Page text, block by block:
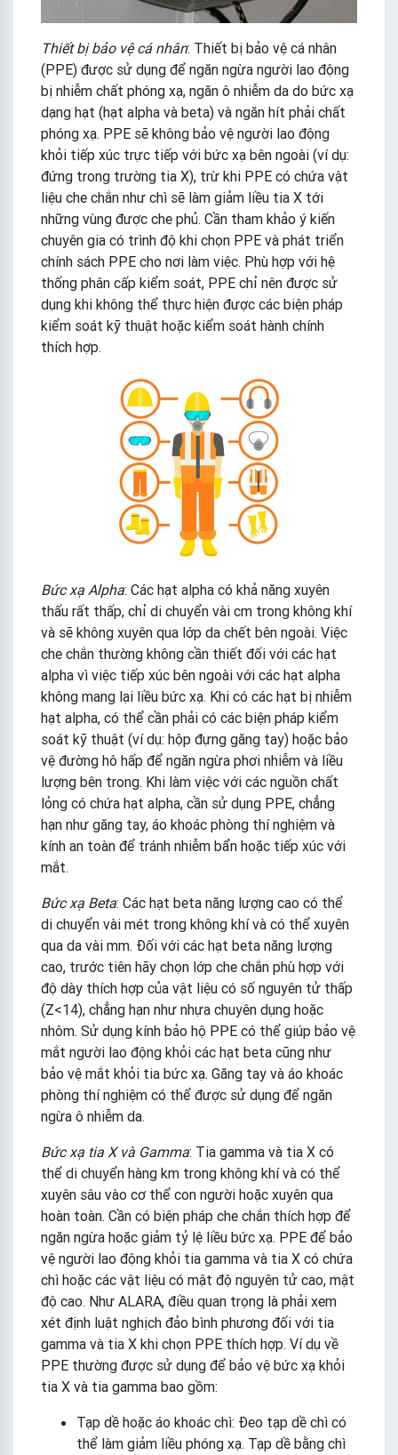
Thiết bị bảo vệ cá nhân: Thiết bị bảo vệ cá nhân
(PPE) được sử dụng để ngăn ngừa người lao động
bị nhiễm chất phóng xạ, ngăn ô nhiễm da do bức xạ
dạng hạt (hạt alpha và beta) và ngăn hít phải chất
phóng xạ. PPE sẽ không bảo vệ người lao động
khỏi tiếp xúc trực tiếp với bức xạ bên ngoài (ví dụ:
đứng trong trường tia X), trừ khi PPE có chứa vật
liệu che chắn như chì sẽ làm giảm liều tia X tới
những vùng được che phủ. Cần tham khảo ý kiến ​​​​
chuyên gia có trình độ khi chọn PPE và phát triển
chính sách PPE cho nơi làm việc. Phù hợp với hệ
thống phân cấp kiểm soát, PPE chỉ nên được sử
dụng khi không thể thực hiện được các biện pháp
kiểm soát kỹ thuật hoặc kiểm soát hành chính
thích hợp.
Bức xạ Alpha: Các hạt alpha có khả năng xuyên
thấu rất thấp, chỉ di chuyển vài cm trong không khí
và sẽ không xuyên qua lớp da chết bên ngoài. Việc
che chắn thường không cần thiết đối với các hạt
alpha vì việc tiếp xúc bên ngoài với các hạt alpha
không mang lại liều bức xạ. Khi có các hạt bị nhiễm
hạt alpha, có thể cần phải có các biện pháp kiểm
soát kỹ thuật (ví dụ: hộp đựng găng tay) hoặc bảo
vệ đường hô hấp để ngăn ngừa phơi nhiễm và liều
lượng bên trong. Khi làm việc với các nguồn chất
lỏng có chứa hạt alpha, cần sử dụng PPE, chẳng
hạn như găng tay, áo khoác phòng thí nghiệm và
kính an toàn để tránh nhiễm bẩn hoặc tiếp xúc với
mắt.
Bức xạ Beta: Các hạt beta năng lượng cao có thể
di chuyển vài mét trong không khí và có thể xuyên
qua da vài mm. Đối với các hạt beta năng lượng
cao, trước tiên hãy chọn lớp che chắn phù hợp với
độ dày thích hợp của vật liệu có số nguyên tử thấp
(Z<14), chẳng hạn như nhựa chuyên dụng hoặc
nhôm. Sử dụng kính bảo hộ PPE có thể giúp bảo vệ
mắt người lao động khỏi các hạt beta cũng như
bảo vệ mắt khỏi tia bức xạ. Găng tay và áo khoác
phòng thí nghiệm có thể được sử dụng để ngăn
ngừa ô nhiễm da.
Bức xạ tia X và Gamma: Tia gamma và tia X có
thể di chuyển hàng km trong không khí và có thể
xuyên sâu vào cơ thể con người hoặc xuyên qua
hoàn toàn. Cần có biện pháp che chắn thích hợp để
ngăn ngừa hoặc giảm tỷ lệ liều bức xạ. PPE để bảo
vệ người lao động khỏi tia gamma và tia X có chứa
chì hoặc các vật liệu có mật độ nguyên tử cao, mật
độ cao. Như ALARA, điều quan trọng là phải xem
xét định luật nghịch đảo bình phương đối với tia
gamma và tia X khi chọn PPE thích hợp. Ví dụ về
PPE thường được sử dụng để bảo vệ bức xạ khỏi
tia X và tia gamma bao gồm:
Tạp dề hoặc áo khoác chì: Đeo tạp dề chì có
thể làm giảm liều phóng xạ. Tạp dề bằng chì